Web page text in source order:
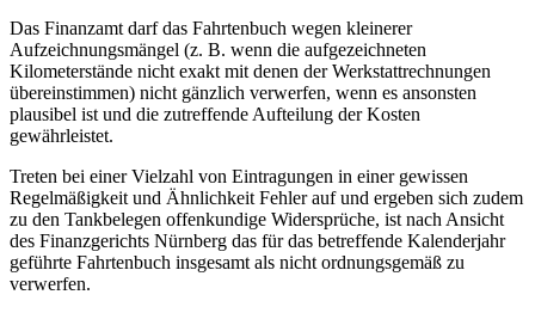
Das Finanzamt darf das Fahrtenbuch wegen kleinerer
Aufzeichnungsmängel (z. B. wenn die aufgezeichneten
Kilometerstände nicht exakt mit denen der Werkstattrechnungen
übereinstimmen) nicht gänzlich verwerfen, wenn es ansonsten
plausibel ist und die zutreffende Aufteilung der Kosten
gewährleistet.
Treten bei einer Vielzahl von Eintragungen in einer gewissen
Regelmäßigkeit und Ähnlichkeit Fehler auf und ergeben sich zudem
zu den Tankbelegen offenkundige Widersprüche, ist nach Ansicht
des Finanzgerichts Nürnberg das für das betreffende Kalenderjahr
geführte Fahrtenbuch insgesamt als nicht ordnungsgemäß zu
verwerfen.